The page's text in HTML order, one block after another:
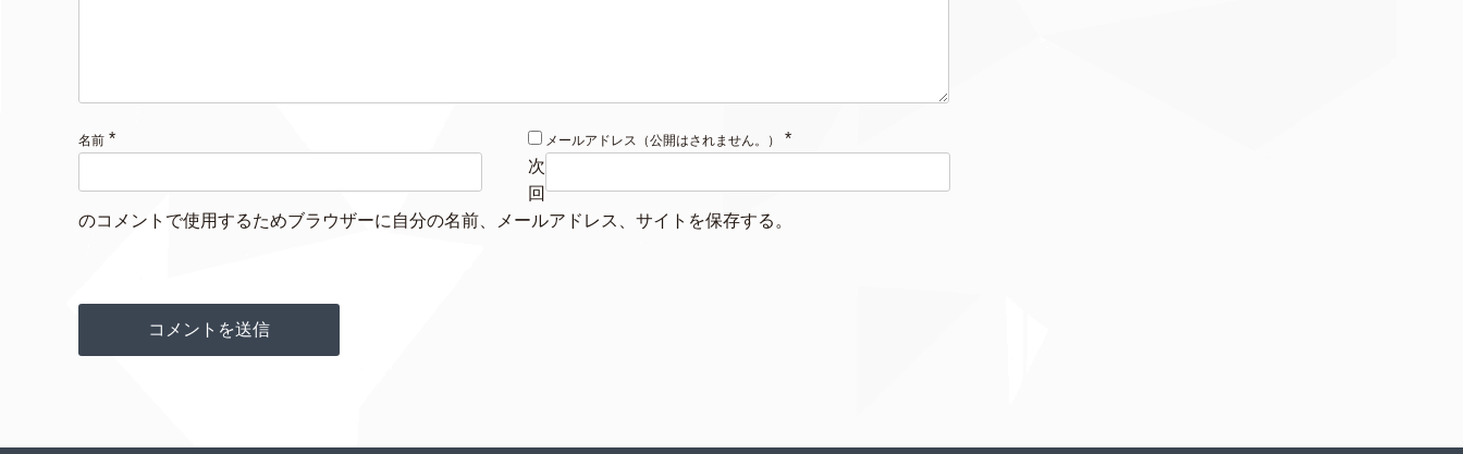
名前 * メールアドレス（公開はされません。）
*
次
回
のコメントで使用するためブラウザーに自分の名前、メールアドレス、サイトを保存する。